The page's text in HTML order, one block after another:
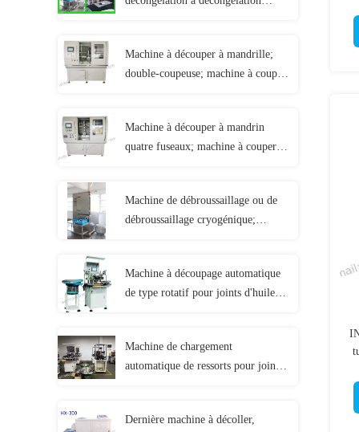
Machine à découper à mandrille;
double-coupeuse; machine à couper
joints;
Machine à découper à mandrin
quatre fuseaux; machine à couper
Machine de débroussaillage ou de
débroussaillage cryogénique;
à l'azote;Machine de
débroussaillage par soufflage
Machine à découpage automatique
de type rotatif pour joints d'huile et
caoutchouc;Trimmers d'angle
Machine de chargement
automatique de ressorts pour joints
NOK. CFW. LYO. CHR. PHLE.
Dernière machine à décoller,